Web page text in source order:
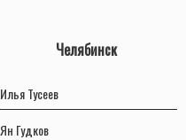
Челябинск
Илья Тусеев
Ян Гудков